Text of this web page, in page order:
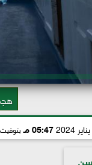
05:47 مـ